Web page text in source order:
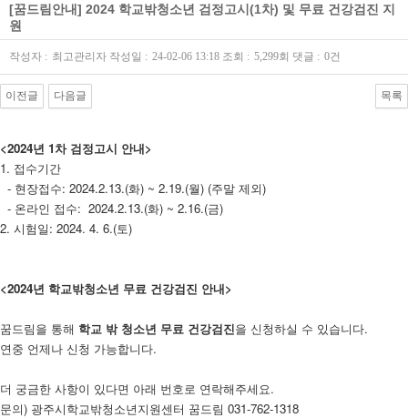
[꿈드림안내] 2024 학교밖청소년 검정고시(1차) 및 무료 건강검진 지
원
작성자 : 최고관리자 작성일 : 24-02-06 13:18 조회 : 5,299회 댓글 : 0건
이전글 다음글 목록
<2024년 1차 검정고시 안내>
1. 접수기간
- 현장접수: 2024.2.13.(화) ~ 2.19.(월) (주말 제외)
- 온라인 접수: 2024.2.13.(화) ~ 2.16.(금)
2. 시험일: 2024. 4. 6.(토)
<2024년 학교밖청소년 무료 건강검진 안내>
꿈드림을 통해 학교 밖 청소년 무료 건강검진을 신청하실 수 있습니다.
연중 언제나 신청 가능합니다.
더 궁금한 사항이 있다면 아래 번호로 연락해주세요.
문의) 광주시학교밖청소년지원센터 꿈드림 031-762-1318